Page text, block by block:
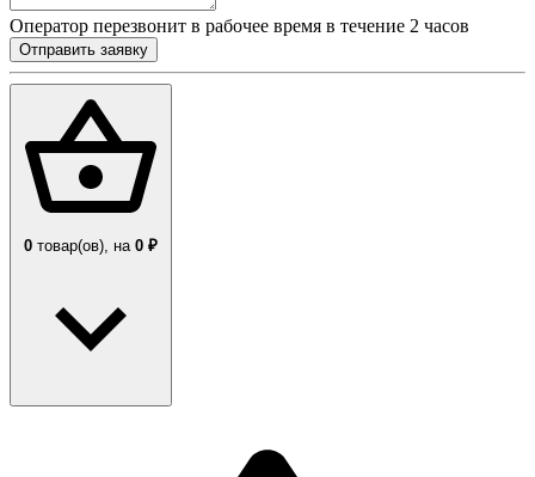
Оператор перезвонит в рабочее время в течение 2 часов
Отправить заявку
0 товар(ов), на 0 ₽